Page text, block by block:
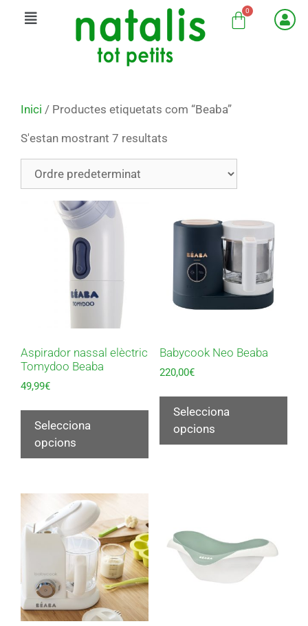
Inici / Productes etiquetats com “Beaba”
S'estan mostrant 7 resultats
Aspirador nassal elèctric
Tomydoo Beaba
49,99€
Selecciona
opcions
Babycook Neo Beaba
220,00€
Selecciona
opcions